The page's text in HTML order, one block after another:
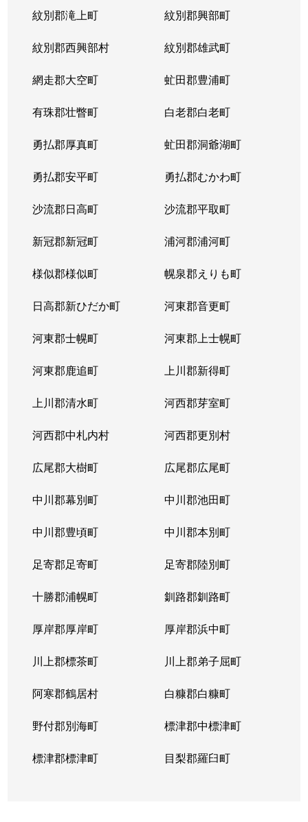
紋別郡滝上町 紋別郡興部町
紋別郡西興部村 紋別郡雄武町
網走郡大空町 虻田郡豊浦町
有珠郡壮瞥町 白老郡白老町
勇払郡厚真町 虻田郡洞爺湖町
勇払郡安平町 勇払郡むかわ町
沙流郡日高町 沙流郡平取町
新冠郡新冠町 浦河郡浦河町
様似郡様似町 幌泉郡えりも町
日高郡新ひだか町 河東郡音更町
河東郡士幌町 河東郡上士幌町
河東郡鹿追町 上川郡新得町
上川郡清水町 河西郡芽室町
河西郡中札内村 河西郡更別村
広尾郡大樹町 広尾郡広尾町
中川郡幕別町 中川郡池田町
中川郡豊頃町 中川郡本別町
足寄郡足寄町 足寄郡陸別町
十勝郡浦幌町 釧路郡釧路町
厚岸郡厚岸町 厚岸郡浜中町
川上郡標茶町 川上郡弟子屈町
阿寒郡鶴居村 白糠郡白糠町
野付郡別海町 標津郡中標津町
標津郡標津町 目梨郡羅臼町